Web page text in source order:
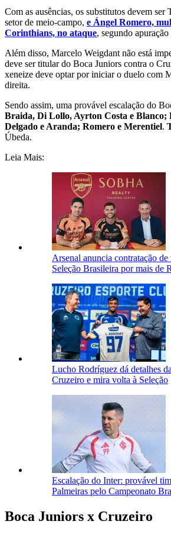
Com as ausências, os substitutos devem ser
setor de meio-campo, e Ángel Romero,
Corinthians, no ataque, segundo apuração
Além disso, Marcelo Weigdant não está
deve ser titular do Boca Juniors contra o
xeneize deve optar por iniciar o duelo com
direita.
Sendo assim, uma provável escalação do
Braida, Di Lollo, Ayrton Costa e Blanco;
Delgado e Aranda; Romero e Merentiel.
Úbeda.
Leia Mais:
Arsenal anuncia contratação de
Seleção Brasileira por mais de
Lucho Rodríguez dá detalhes
Cruzeiro e mira volta à Seleção
Escalação do Inter: provável
Palmeiras pelo Campeonato
Boca Juniors x Cruzeiro